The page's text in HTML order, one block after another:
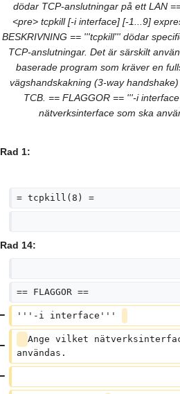
dödar TCP-anslutningar på ett LAN
<pre> tcpkill [-i interface] [-1...9]
BESKRIVNING == '''tcpkill''' dödar
TCP-anslutningar. Det är särskilt
baserade program som kräver en
vägshandskakning (3-way
TCB. == FLAGGOR == '''-i
nätverksinterface som ska
Rad 1:
= tcpkill(8) =
Rad 14:
== FLAGGOR ==
'''-i interface'''
Ange vilket
användas.